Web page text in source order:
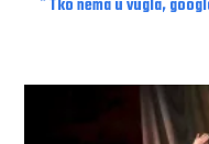
˝Tko nema u vugla,